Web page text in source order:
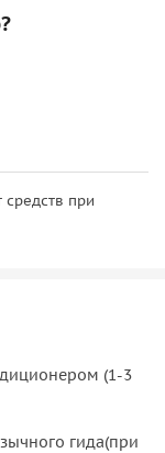
при
(1-3
гида(при